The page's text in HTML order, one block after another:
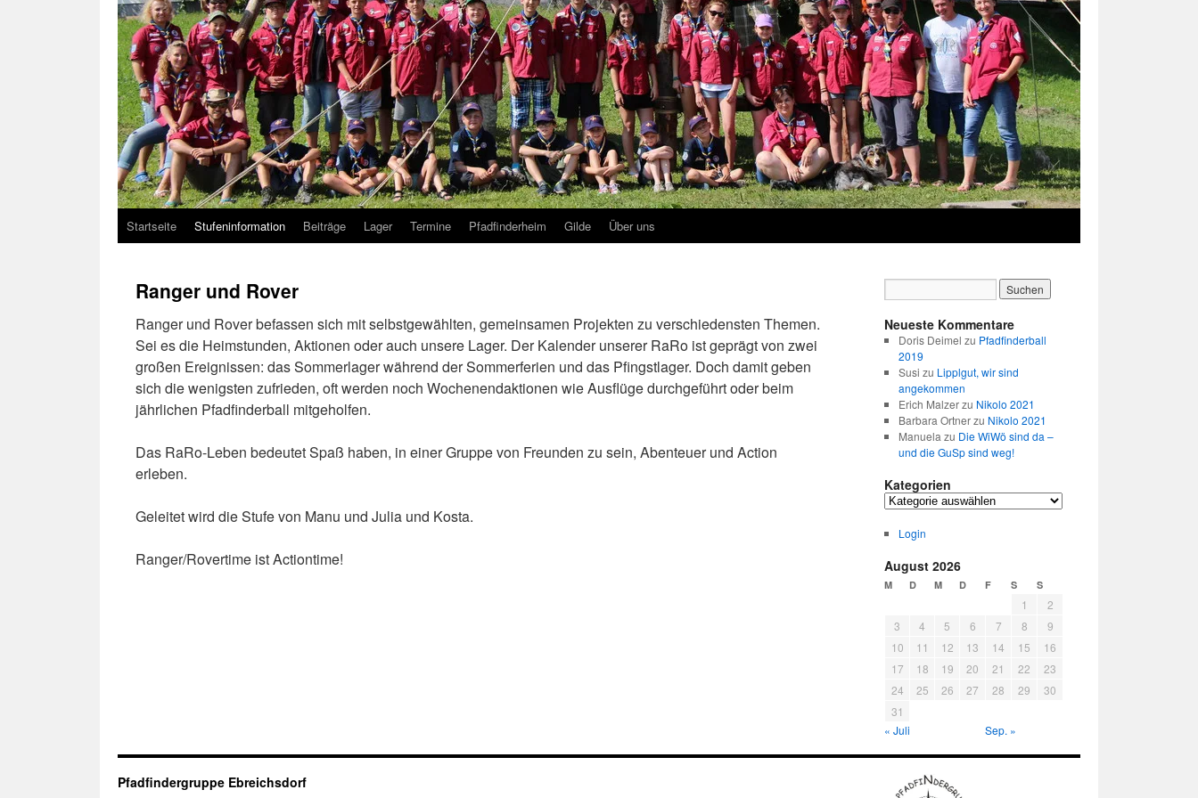
Startseite Stufeninformation Beiträge Lager Termine Pfadfinderheim Gilde Über uns
Ranger und Rover
Ranger und Rover befassen sich mit selbstgewählten, gemeinsamen Projekten zu verschiedensten Themen.
Sei es die Heimstunden, Aktionen oder auch unsere Lager. Der Kalender unserer RaRo ist geprägt von zwei
großen Ereignissen: das Sommerlager während der Sommerferien und das Pfingstlager. Doch damit geben
sich die wenigsten zufrieden, oft werden noch Wochenendaktionen wie Ausflüge durchgeführt oder beim
jährlichen Pfadfinderball mitgeholfen.
Das RaRo-Leben bedeutet Spaß haben, in einer Gruppe von Freunden zu sein, Abenteuer und Action
erleben.
Geleitet wird die Stufe von Manu und Julia und Kosta.
Ranger/Rovertime ist Actiontime!
Neueste Kommentare
Doris Deimel zu Pfadfinderball
2019
Susi zu Lipplgut, wir sind
angekommen
Erich Malzerzu Nikolo 2021
Barbara Ortnerzu Nikolo 2021
Manuela zu Die WiWö sind da –
und die GuSp sind weg!
Kategorien
Kategorien
Login
August 2026
M D M D F S S
1
2
3
4 5 6 7 8
9
10
11 12 13 14 15
16
17
18 19 20 21 22
23
24
25 26 27 28 29
30
31
« Juli
Sep. »
Pfadfindergruppe Ebreichsdorf